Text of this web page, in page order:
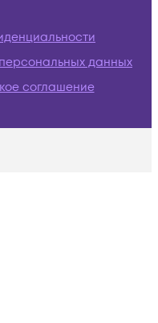
данных
соглашение